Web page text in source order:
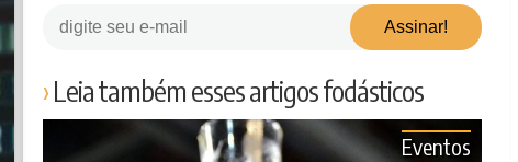
Leia também esses artigos fodásticos
Eventos